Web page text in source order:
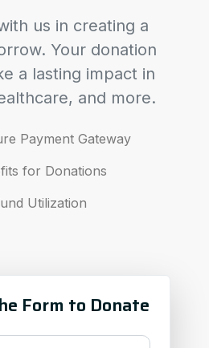
us in creating a
Your donation
a lasting impact in
and more.
Payment Gateway
for Donations
Utilization
Form to Donate